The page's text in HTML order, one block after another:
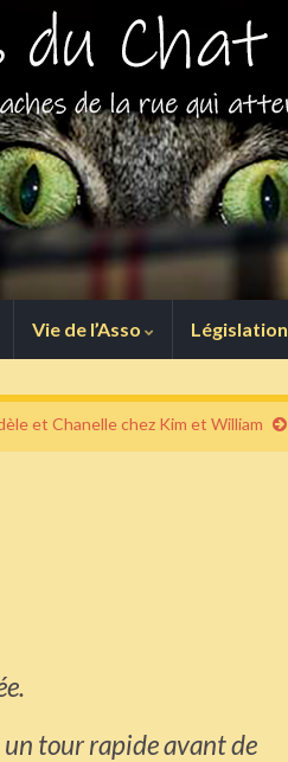
Vie de l’Asso Législation
et Chanelle chez Kim et William
un tour rapide avant de